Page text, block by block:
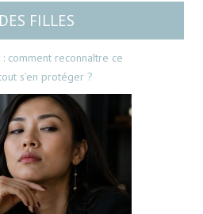
FILLES
comment reconnaître ce
s’en protéger ?